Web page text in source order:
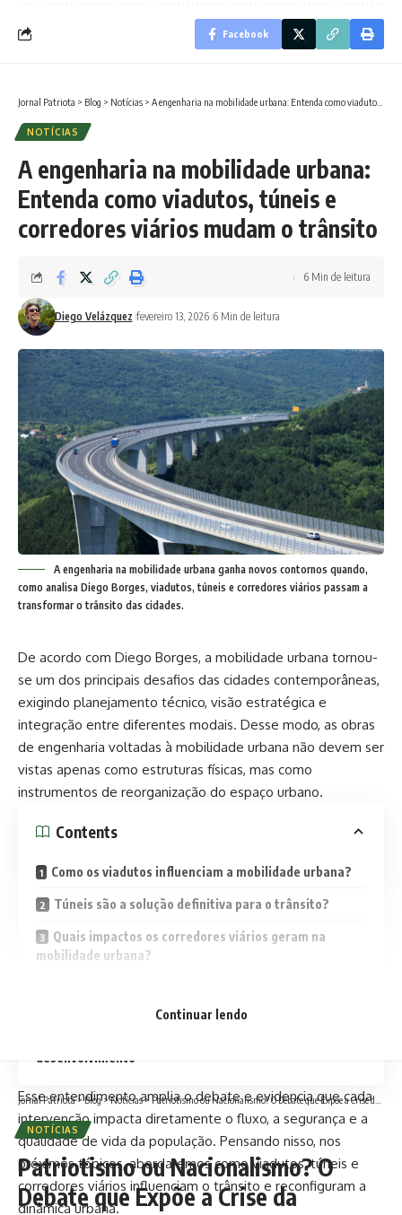
Facebook
Jornal Patriota > Blog > Notícias > A engenharia na mobilidade urbana: Entenda como viadutos, túneis e corredores viários mudam o trânsito
NOTÍCIAS
A engenharia na mobilidade urbana:
Entenda como viadutos, túneis e
corredores viários mudam o trânsito
Diego Velázquez fevereiro 13, 2026 6 Min de leitura
6 Min de leitura
A engenharia na mobilidade urbana ganha novos contornos quando,
como analisa Diego Borges, viadutos, túneis e corredores viários passam a
transformar o trânsito das cidades.
De acordo com Diego Borges, a mobilidade urbana tornou-
se um dos principais desafios das cidades contemporâneas,
exigindo planejamento técnico, visão estratégica e
integração entre diferentes modais. Desse modo, as obras
de engenharia voltadas à mobilidade urbana não devem ser
vistas apenas como estruturas físicas, mas como
instrumentos de reorganização do espaço urbano.
Contents
Como os viadutos influenciam a mobilidade urbana?
Túneis são a solução definitiva para o trânsito?
Quais impactos os corredores viários geram na
mobilidade urbana?
para a mobilidade urbana
desenvolvimento
Esse entendimento amplia o debate e evidencia que cada
intervenção impacta diretamente o fluxo, a segurança e a
qualidade de vida da população. Pensando nisso, nos
próximos tópicos, abordaremos como viadutos, túneis e
corredores viários influenciam o trânsito e reconfiguram a
dinâmica urbana.
Continuar lendo
Jornal Patriota>Blog>Notícias>Patriotismo ou Nacionalismo? O Debate que Expõe a Crise da Democracia nos Estados Unidos
NOTÍCIAS
Patriotismo ou Nacionalismo? O
Debate que Expõe a Crise da